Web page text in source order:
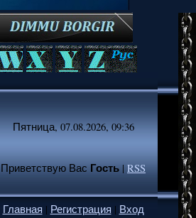
Пятница, 07.08.2026, 09:36
Приветствую Вас Гость|RSS
Главная | Регистрация | Вход